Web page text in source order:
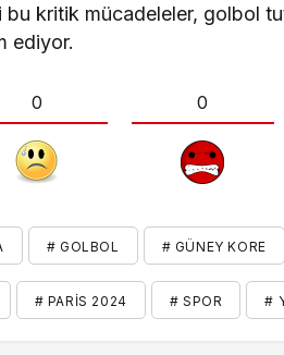
kritik mücadeleler, golbol
ediyor.
0 0
# GOLBOL # GÜNEY KORE
# PARIS 2024 # SPOR #